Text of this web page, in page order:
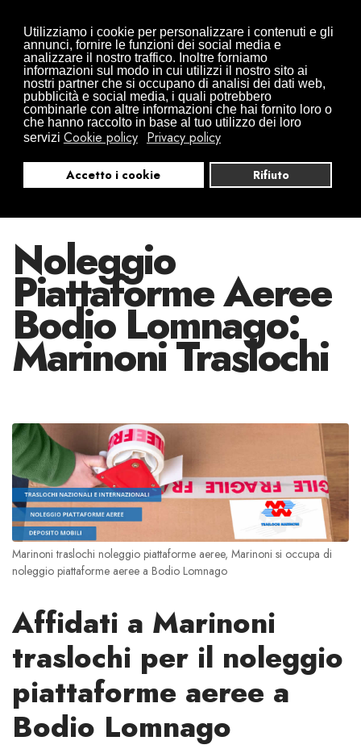
Utilizziamo i cookie per personalizzare i contenuti e gli
annunci, fornire le funzioni dei social media e
analizzare il nostro traffico. Inoltre forniamo
informazioni sul modo in cui utilizzi il nostro sito ai
nostri partner che si occupano di analisi dei dati web,
pubblicità e social media, i quali potrebbero
combinarle con altre informazioni che hai fornito loro o
che hanno raccolto in base al tuo utilizzo dei loro
servizi Cookie policy Privacy policy
Accetto i cookie Rifiuto
0322497832
+39 346 0941416
info@traslochimarinoni.it
Noleggio
Piattaforme Aeree
Bodio Lomnago:
Marinoni Traslochi
Marinoni traslochi noleggio piattaforme aeree, Marinoni si occupa di
noleggio piattaforme aeree a Bodio Lomnago
Affidati a Marinoni
traslochi per il noleggio
piattaforme aeree a
Bodio Lomnago